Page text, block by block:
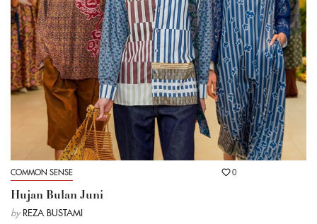
COMMON SENSE 0
Hujan Bulan Juni
by REZA BUSTAMI